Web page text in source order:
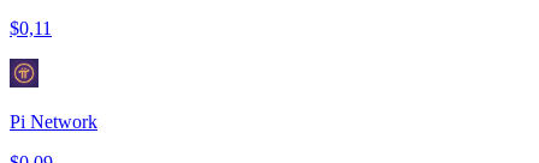
$0,11
Pi Network